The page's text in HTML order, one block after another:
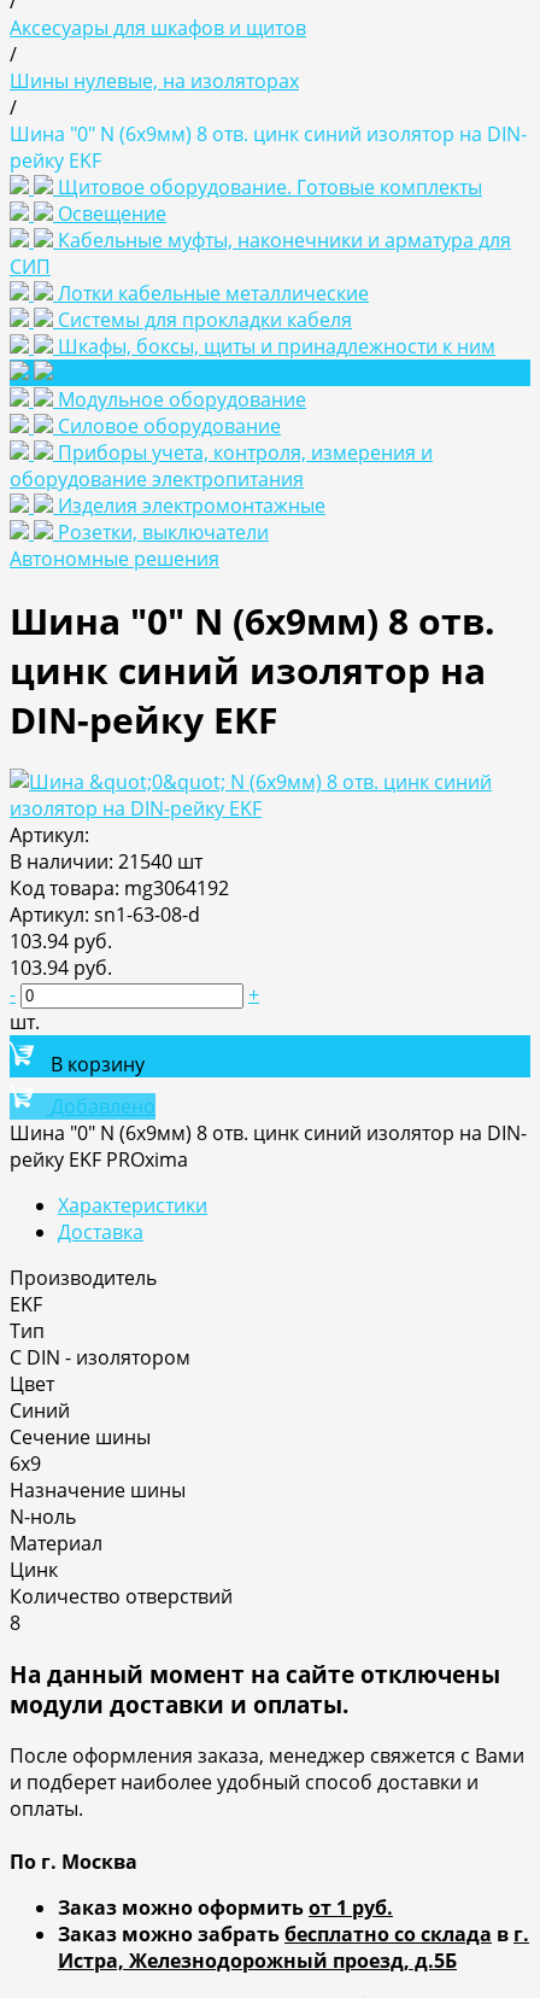
Аксесуары для шкафов и щитов
/
Шины нулевые, на изоляторах
/
Шина "0" N (6x9мм) 8 отв. цинк синий изолятор на DIN-
рейку EKF
Щитовое оборудование. Готовые комплекты
Освещение
Кабельные муфты, наконечники и арматура для
СИП
Лотки кабельные металлические
Системы для прокладки кабеля
Шкафы, боксы, щиты и принадлежности к ним
Модульное оборудование
Силовое оборудование
Приборы учета, контроля, измерения и
оборудование электропитания
Изделия электромонтажные
Розетки, выключатели
Автономные решения
Шина "0" N (6x9мм) 8 отв.
цинк синий изолятор на
DIN-рейку EKF
Артикул:
В наличии: 21540 шт
Код товара: mg3064192
Артикул: sn1-63-08-d
103.94 руб.
103.94 руб.
-
+
шт.
В корзину
Добавлено
Шина "0" N (6x9мм) 8 отв. цинк синий изолятор на DIN-
рейку EKF PROxima
Характеристики
Доставка
Производитель
EKF
Тип
С DIN - изолятором
Цвет
Синий
Сечение шины
6х9
Назначение шины
N-ноль
Материал
Цинк
Количество отверствий
8
На данный момент на сайте отключены
модули доставки и оплаты.
После оформления заказа, менеджер свяжется с Вами
и подберет наиболее удобный способ доставки и
оплаты.
По г. Москва
Заказ можно оформитьот 1 руб.
Заказ можно забратьбесплатно со склада в г.
Истра, Железнодорожный проезд, д.5Б